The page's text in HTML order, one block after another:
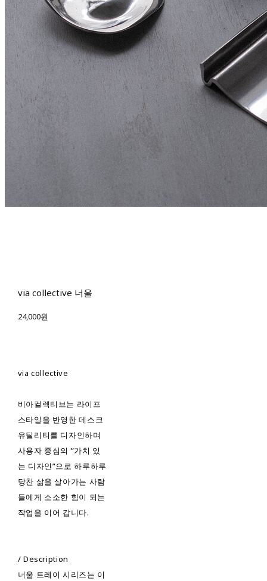
via collective 너울
24,000원
via collective
비아컬렉티브는 라이프
스타일을 반영한 데스크
유틸리티를 디자인하며
사용자 중심의 ”가치 있
는 디자인”으로 하루하루
당찬 삶을 살아가는 사람
들에게 소소한 힘이 되는
작업을 이어 갑니다.
/ Description
너울 트레이 시리즈는 이